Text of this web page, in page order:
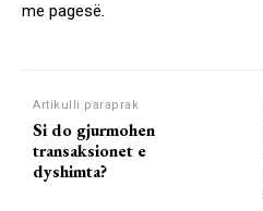
me pagesë.
Artikulli paraprak
Si do gjurmohen
transaksionet e
dyshimta?